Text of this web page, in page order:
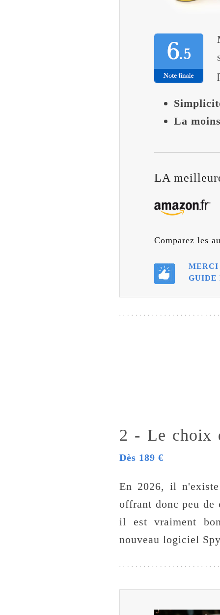
La
LA
Comparez les
MERCI
2 - Le choix
Dès 189 €
En 2026, il
offrant donc peu de
il est vraiment
nouveau logiciel